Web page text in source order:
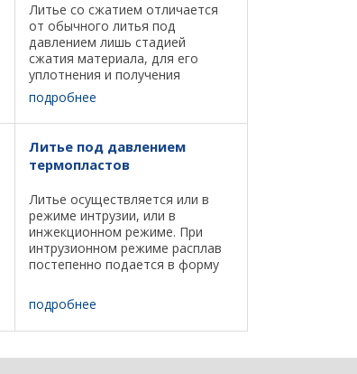
Литье со сжатием отличается
от обычного литья под
давлением лишь стадией
сжатия материала, для его
уплотнения и получения
изделий со стабильными
размерами и точной
поверхностью. При этом
первоначально полость
матрицы имеет большое
поперечное ...
подробнее
Литье под давлением
термопластов
Литье осуществляется или в
режиме интрузии, или в
инжекционном режиме. При
интрузионном режиме расплав
постепенно подается в форму
заполнения ее на 70—80%, а
затем оставшаяся часть дозы
впрыскивается в форму за счет
подробнее